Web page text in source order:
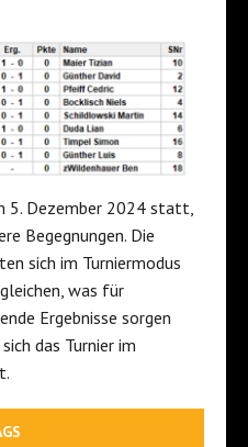
5. Dezember 2024 statt,
Begegnungen. Die
sich im Turniermodus
was für
Ergebnisse sorgen
das Turnier im